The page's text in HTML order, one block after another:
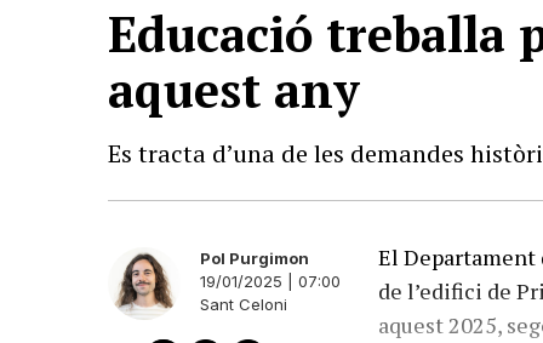
Educació treballa
aquest any
Es tracta d’una de les demandes
Pol Purgimon
19/01/2025 | 07:00
Sant Celoni
El Departament
de l’edifici de
aquest 2025,